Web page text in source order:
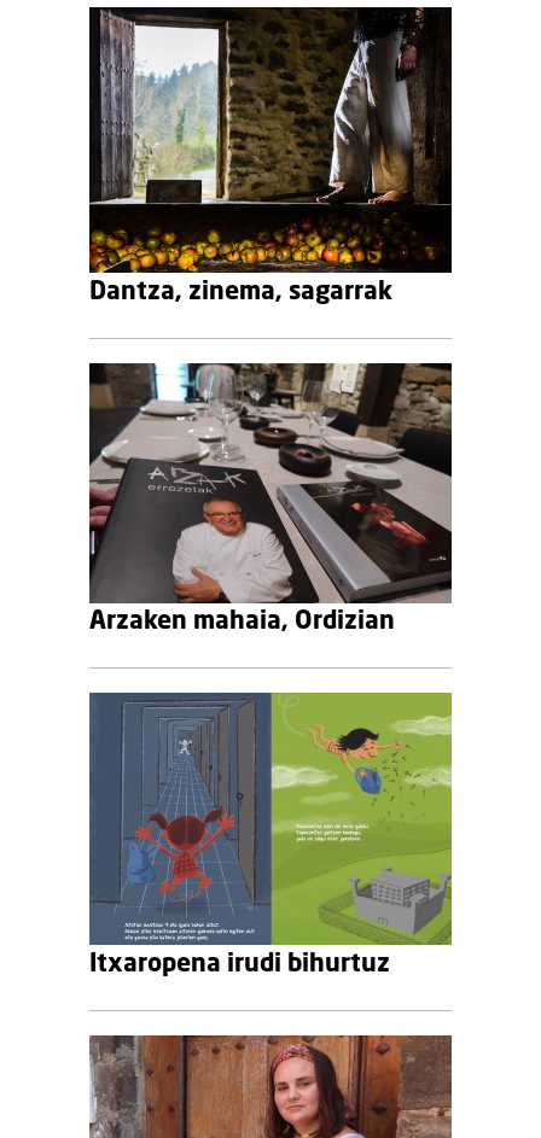
Dantza, zinema, sagarrak
Arzaken mahaia, Ordizian
Itxaropena irudi bihurtuz